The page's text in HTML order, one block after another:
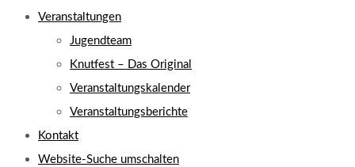
Veranstaltungen
Jugendteam
Knutfest – Das Original
Veranstaltungskalender
Veranstaltungsberichte
Kontakt
Website-Suche umschalten